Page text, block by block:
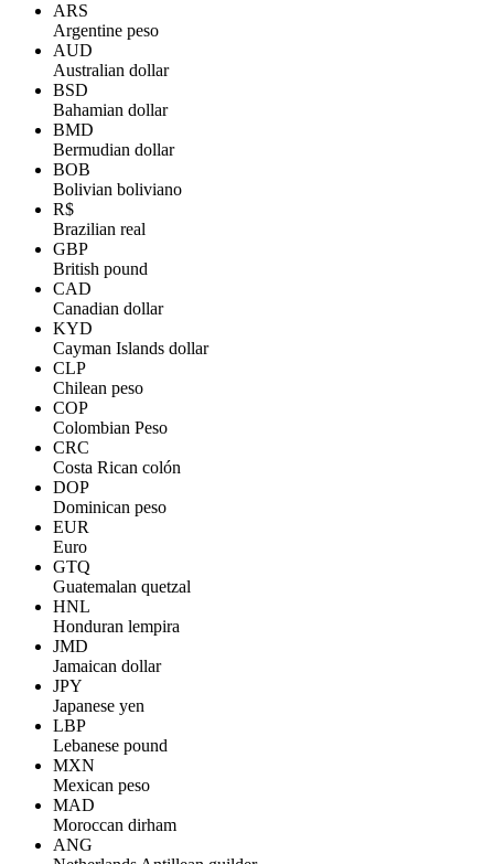
ARS
Argentine peso
AUD
Australian dollar
BSD
Bahamian dollar
BMD
Bermudian dollar
BOB
Bolivian boliviano
R$
Brazilian real
GBP
British pound
CAD
Canadian dollar
KYD
Cayman Islands dollar
CLP
Chilean peso
COP
Colombian Peso
CRC
Costa Rican colón
DOP
Dominican peso
EUR
Euro
GTQ
Guatemalan quetzal
HNL
Honduran lempira
JMD
Jamaican dollar
JPY
Japanese yen
LBP
Lebanese pound
MXN
Mexican peso
MAD
Moroccan dirham
ANG